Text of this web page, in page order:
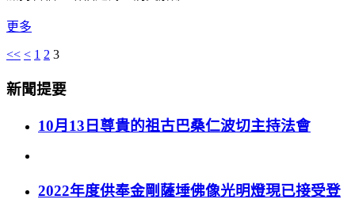
更多
<< < 1 2 3
新聞提要
10月13日尊貴的祖古巴桑仁波切主持法會
2022年度供奉金剛薩埵佛像光明燈現已接受登